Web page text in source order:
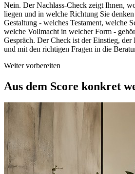
Nein. Der Nachlass-Check zeigt Ihnen,
liegen und in welche Richtung Sie
Gestaltung - welches Testament, welche
welche Vollmacht in welcher Form -
Gespräch. Der Check ist der Einstieg,
und mit den richtigen Fragen in die
Weiter vorbereiten
Aus dem Score konkret